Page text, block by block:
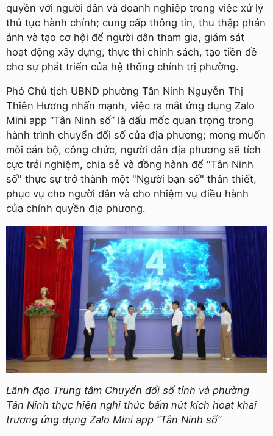
quyền với người dân và doanh nghiệp trong việc xử lý
thủ tục hành chính; cung cấp thông tin, thu thập phản
ánh và tạo cơ hội để người dân tham gia, giám sát
hoạt động xây dựng, thực thi chính sách, tạo tiền đề
cho sự phát triển của hệ thống chính trị phường.
Phó Chủ tịch UBND phường Tân Ninh Nguyễn Thị
Thiên Hương nhấn mạnh, việc ra mắt ứng dụng Zalo
Mini app “Tân Ninh số” là dấu mốc quan trọng trong
hành trình chuyển đổi số của địa phương; mong muốn
mỗi cán bộ, công chức, người dân địa phương sẽ tích
cực trải nghiệm, chia sẻ và đồng hành để "Tân Ninh
số" thực sự trở thành một "Người bạn số" thân thiết,
phục vụ cho người dân và cho nhiệm vụ điều hành
của chính quyền địa phương.
Lãnh đạo Trung tâm Chuyển đổi số tỉnh và phường
Tân Ninh thực hiện nghi thức bấm nút kích hoạt khai
trương ứng dụng Zalo Mini app “Tân Ninh số”